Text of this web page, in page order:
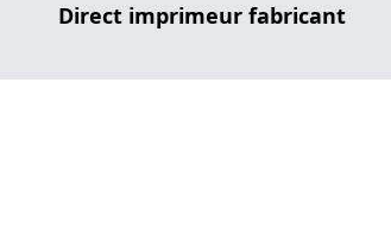
Direct imprimeur fabricant